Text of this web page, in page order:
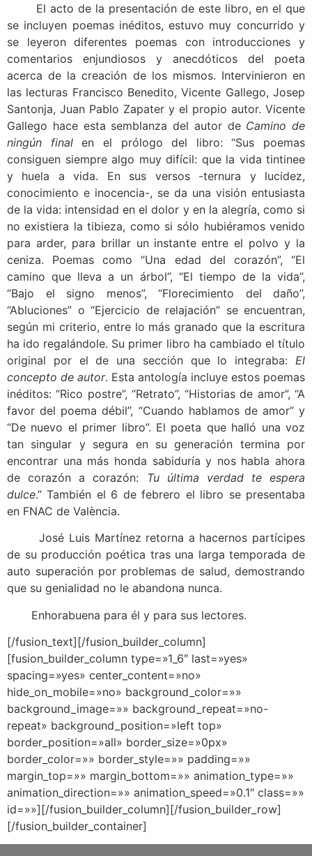
El acto de la presentación de este libro, en el que
se incluyen poemas inéditos, estuvo muy concurrido y
se leyeron diferentes poemas con introducciones y
comentarios enjundiosos y anecdóticos del poeta
acerca de la creación de los mismos. Intervinieron en
las lecturas Francisco Benedito, Vicente Gallego, Josep
Santonja, Juan Pablo Zapater y el propio autor. Vicente
Gallego hace esta semblanza del autor de Camino de
ningún finalen el prólogo del libro: “Sus poemas
consiguen siempre algo muy difícil: que la vida tintinee
y huela a vida. En sus versos -ternura y lucidez,
conocimiento e inocencia-, se da una visión entusiasta
de la vida: intensidad en el dolor y en la alegría, como si
no existiera la tibieza, como si sólo hubiéramos venido
para arder, para brillar un instante entre el polvo y la
ceniza. Poemas como “Una edad del corazón”, “El
camino que lleva a un árbol”, “El tiempo de la vida”,
“Bajo el signo menos”, “Florecimiento del daño”,
“Abluciones” o “Ejercicio de relajación” se encuentran,
según mi criterio, entre lo más granado que la escritura
ha ido regalándole. Su primer libro ha cambiado el título
original por el de una sección que lo integraba: El
concepto de autor. Esta antología incluye estos poemas
inéditos: “Rico postre”, “Retrato”, “Historias de amor”, “A
favor del poema débil”, “Cuando hablamos de amor” y
“De nuevo el primer libro”. El poeta que halló una voz
tan singular y segura en su generación termina por
encontrar una más honda sabiduría y nos habla ahora
de corazón a corazón: Tu última verdad te espera
dulce.” También el 6 de febrero el libro se presentaba
en FNAC de València.
José Luis Martínez retorna a hacernos partícipes
de su producción poética tras una larga temporada de
auto superación por problemas de salud, demostrando
que su genialidad no le abandona nunca.
Enhorabuena para él y para sus lectores.
[/fusion_text][/fusion_builder_column]
[fusion_builder_column type=»1_6″ last=»yes»
spacing=»yes» center_content=»no»
hide_on_mobile=»no» background_color=»»
background_image=»» background_repeat=»no-
repeat» background_position=»left top»
border_position=»all» border_size=»0px»
border_color=»» border_style=»» padding=»»
margin_top=»» margin_bottom=»» animation_type=»»
animation_direction=»» animation_speed=»0.1″ class=»»
id=»»][/fusion_builder_column][/fusion_builder_row]
[/fusion_builder_container]